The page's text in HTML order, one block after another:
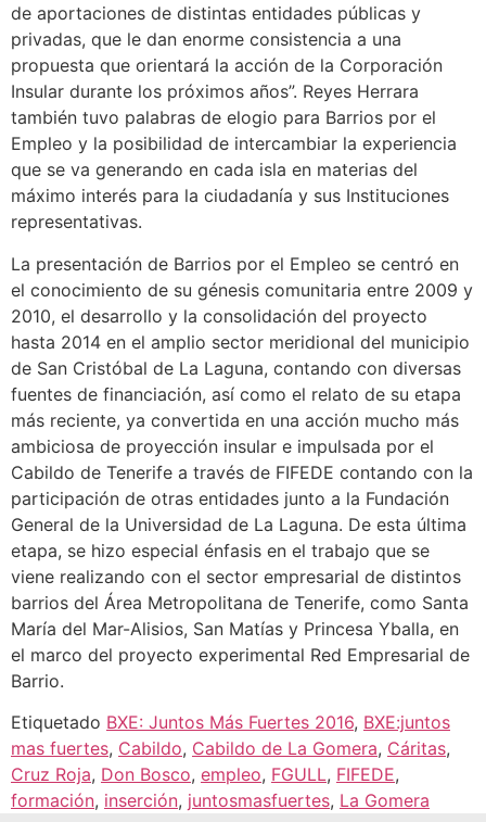
de aportaciones de distintas entidades públicas y
privadas, que le dan enorme consistencia a una
propuesta que orientará la acción de la Corporación
Insular durante los próximos años”. Reyes Herrara
también tuvo palabras de elogio para Barrios por el
Empleo y la posibilidad de intercambiar la experiencia
que se va generando en cada isla en materias del
máximo interés para la ciudadanía y sus Instituciones
representativas.
La presentación de Barrios por el Empleo se centró en
el conocimiento de su génesis comunitaria entre 2009 y
2010, el desarrollo y la consolidación del proyecto
hasta 2014 en el amplio sector meridional del municipio
de San Cristóbal de La Laguna, contando con diversas
fuentes de financiación, así como el relato de su etapa
más reciente, ya convertida en una acción mucho más
ambiciosa de proyección insular e impulsada por el
Cabildo de Tenerife a través de FIFEDE contando con la
participación de otras entidades junto a la Fundación
General de la Universidad de La Laguna. De esta última
etapa, se hizo especial énfasis en el trabajo que se
viene realizando con el sector empresarial de distintos
barrios del Área Metropolitana de Tenerife, como Santa
María del Mar-Alisios, San Matías y Princesa Yballa, en
el marco del proyecto experimental Red Empresarial de
Barrio.
Etiquetado BXE: Juntos Más Fuertes 2016, BXE:juntos
mas fuertes, Cabildo, Cabildo de La Gomera, Cáritas,
Cruz Roja, Don Bosco, empleo, FGULL, FIFEDE,
formación, inserción, juntosmasfuertes, La Gomera